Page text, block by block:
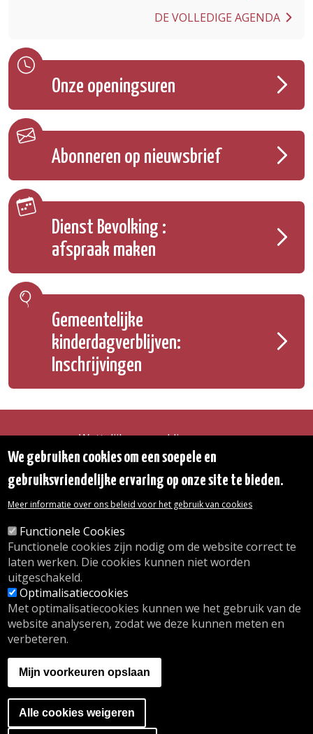
DE VOLLEDIGE AGENDA
Onze openingsuren
Abonneren op nieuwsbrief
Dienst Bevolking :
afspraak maken
Gemeentelijke
kinderdagverblijven:
Inschrijvingen
Wettelijke vermeldingen
Toegankelijkheidsverklaring
Toegang tot het Gemeentehuis
De gemeente diensten
Contact
© 2026 Gemeente Oudergem
Emile Idiersstraat 12 - 1160 Oudergem
Tel. :02/676.48.11.
Inschrijving kinderdagverblijf
wij.oudergem.be
Naschoolse activiteiten
Sport in Oudergem
We gebruiken cookies om een soepele en
gebruiksvriendelijke ervaring op onze site te bieden.
Meer informatie over ons beleid voor het gebruik van cookies
Functionele Cookies
Functionele cookies zijn nodig om de website correct te
laten werken. Die cookies kunnen niet worden
uitgeschakeld.
Optimalisatiecookies
Met optimalisatiecookies kunnen we het gebruik van de
website analyseren, zodat we deze kunnen meten en
verbeteren.
Mijn voorkeuren opslaan
Alle cookies weigeren